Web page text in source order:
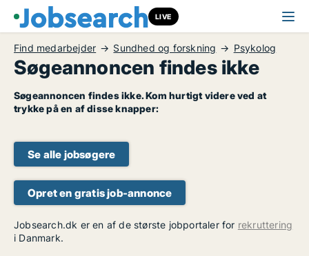
LIVE
Find medarbejder Sundhed og forskning Psykolog
Søgeannoncen findes ikke
Søgeannoncen findes ikke. Kom hurtigt videre ved at
trykke på en af disse knapper:
Se alle jobsøgere
Opret en gratis job-annonce
Jobsearch.dk er en af de største jobportaler for rekruttering
i Danmark.